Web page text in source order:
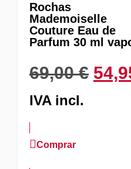
Rochas
Mademoiselle
Couture Eau de
Parfum 30 ml
69,00€
IVA incl.
Comprar